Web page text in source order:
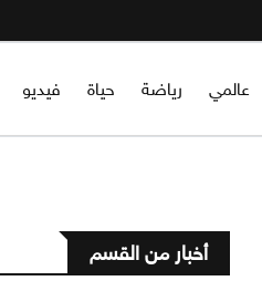
عالمي رياضة حياة فيديو
أخبار من القسم